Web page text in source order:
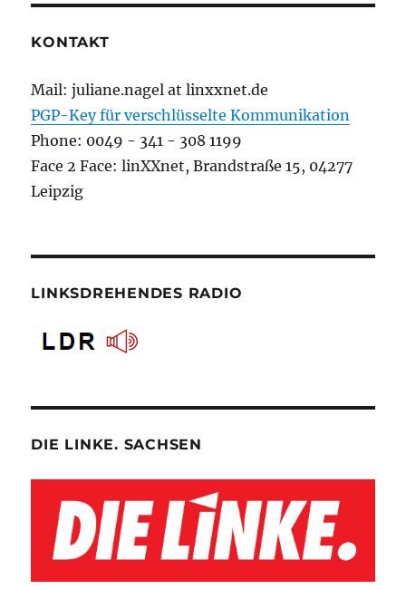
KONTAKT
Mail: juliane.nagel at linxxnet.de
PGP-Key für verschlüsselte Kommunikation
Phone: 0049 - 341 - 308 1199
Face 2 Face: linXXnet, Brandstraße 15, 04277
Leipzig
LINKSDREHENDES RADIO
DIE LINKE. SACHSEN